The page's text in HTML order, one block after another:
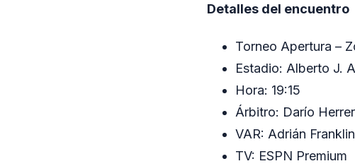
Detalles del encuentro
Torneo Apertura –
Estadio: Alberto J.
Hora: 19:15
Árbitro: Darío
VAR: Adrián Franklin
TV: ESPN Premium